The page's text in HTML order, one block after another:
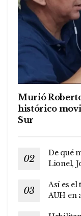
Murió
histórico
Sur
De qué
Lionel,
Así es el
AUH en